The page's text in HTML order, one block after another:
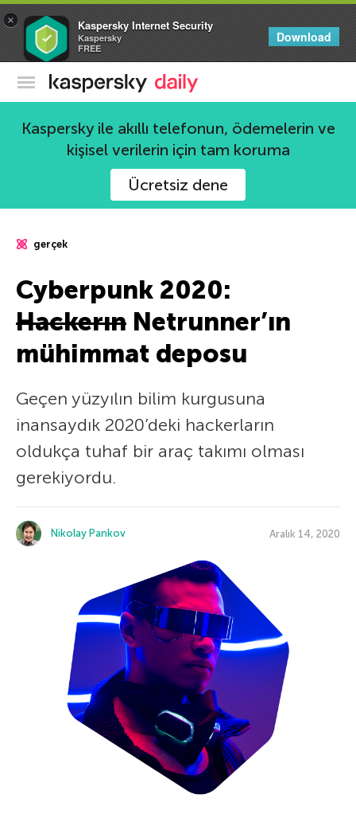
× Kaspersky Internet Security
Kaspersky
FREE
Download
Kaspersky Resmi Blogu
Kaspersky ile akıllı telefonun, ödemelerin ve
kişisel verilerin için tam koruma
Ücretsiz dene
gerçek
Cyberpunk 2020:
Hackerın Netrunner’ın
mühimmat deposu
Geçen yüzyılın bilim kurgusuna
inansaydık 2020’deki hackerların
oldukça tuhaf bir araç takımı olması
gerekiyordu.
Nikolay Pankov Aralık 14, 2020